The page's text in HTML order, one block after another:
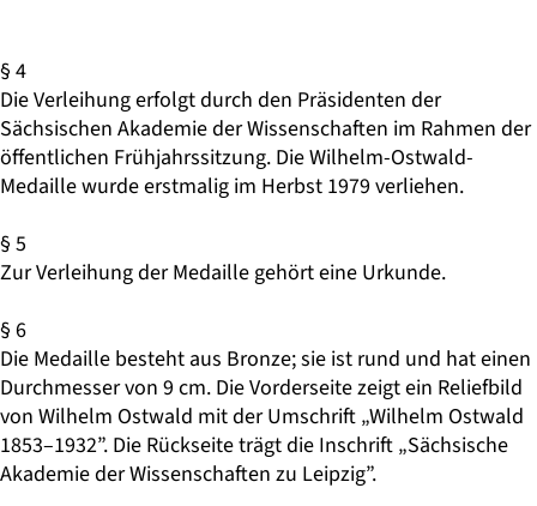
§ 4
Die Verleihung erfolgt durch den Präsidenten der
Sächsischen Akademie der Wissenschaften im Rahmen der
öffentlichen Frühjahrssitzung. Die Wilhelm-Ostwald-
Medaille wurde erstmalig im Herbst 1979 verliehen.
§ 5
Zur Verleihung der Medaille gehört eine Urkunde.
§ 6
Die Medaille besteht aus Bronze; sie ist rund und hat einen
Durchmesser von 9 cm. Die Vorderseite zeigt ein Reliefbild
von Wilhelm Ostwald mit der Umschrift „Wilhelm Ostwald
1853–1932”. Die Rückseite trägt die Inschrift „Sächsische
Akademie der Wissenschaften zu Leipzig”.